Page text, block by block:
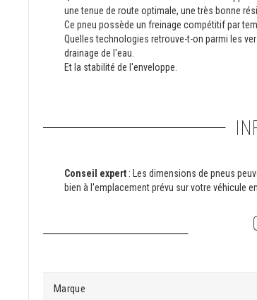
une tenue de route optimale, une très bonne
Ce pneu possède un freinage compétitif par
Quelles technologies retrouve-t-on parmi les
drainage de l'eau.
Et la stabilité de l'enveloppe.
Conseil expert : Les dimensions de pneus
bien à l'emplacement prévu sur votre véhicule
Marque